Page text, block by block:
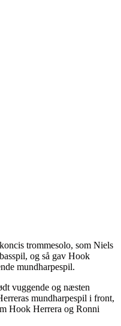
trommesolo, som Niels
og så gav Hook
mundharpespil.
vuggende og næsten
mundharpespil i front,
Hook Herrera og Ronni